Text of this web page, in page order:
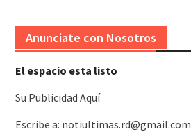
Anunciate con Nosotros
El espacio esta listo
Su Publicidad Aquí
Escribe a: notiultimas.rd@gmail.com